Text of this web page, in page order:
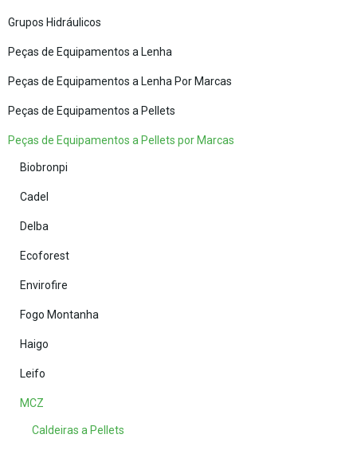
Grupos Hidráulicos
Peças de Equipamentos a Lenha
Peças de Equipamentos a Lenha Por Marcas
Peças de Equipamentos a Pellets
Peças de Equipamentos a Pellets por Marcas
Biobronpi
Cadel
Delba
Ecoforest
Envirofire
Fogo Montanha
Haigo
Leifo
MCZ
Caldeiras a Pellets